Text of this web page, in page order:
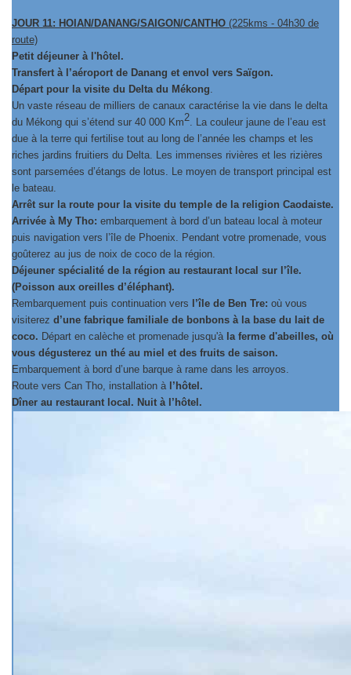
JOUR 11: HOIAN/DANANG/SAIGON/CANTHO (225kms - 04h30 de
route)
Petit déjeuner à l'hôtel.
Transfert à l’aéroport de Danang et envol vers Saïgon.
Départ pour la visite du Delta du Mékong
Un vaste réseau de milliers de canaux caractérise la vie dans le delta
du Mékong qui s’étend sur 40 000 Km2 . La couleur jaune de l’eau est
due à la terre qui fertilise tout au long de l’année les champs et les
riches jardins fruitiers du Delta. Les immenses rivières et les rizières
sont parsemées d’étangs de lotus. Le moyen de transport principal est
le bateau.
Arrêt sur la route pour la visite du temple de la religion Caodaiste.
Arrivée à My Tho: embarquement à bord d’un bateau local à moteur
puis navigation vers l’île de Phoenix. Pendant votre promenade, vous
goûterez au jus de noix de coco de la région.
Déjeuner spécialité de la région au restaurant local sur l’île.
(Poisson aux oreilles d’éléphant).
Rembarquement puis continuation vers l’île de Ben Tre: où vous
visiterez d’une fabrique familiale de bonbons à la base du lait de
coco. Départ en calèche et promenade jusqu'à la ferme d'abeilles, où
vous dégusterez un thé au miel et des fruits de saison.
Embarquement à bord d’une barque à rame dans les arroyos.
Route vers Can Tho, installation à l’hôtel.
Dîner au restaurant local. Nuit à l’hôtel.